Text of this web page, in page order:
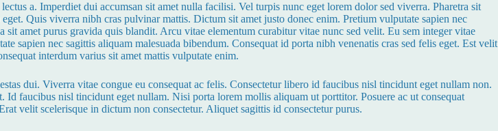
a. Imperdiet dui accumsan sit amet nulla facilisi. Vel turpis nunc eget lorem dolor sed viverra. Pharetra sit
Quis viverra nibh cras pulvinar mattis. Dictum sit amet justo donec enim. Pretium vulputate sapien nec
amet purus gravida quis blandit. Arcu vitae elementum curabitur vitae nunc sed velit. Eu sem integer vitae
sapien nec sagittis aliquam malesuada bibendum. Consequat id porta nibh venenatis cras sed felis eget. Est velit
interdum varius sit amet mattis vulputate enim.
dui. Viverra vitae congue eu consequat ac felis. Consectetur libero id faucibus nisl tincidunt eget nullam non.
faucibus nisl tincidunt eget nullam. Nisi porta lorem mollis aliquam ut porttitor. Posuere ac ut consequat
velit scelerisque in dictum non consectetur. Aliquet sagittis id consectetur purus.